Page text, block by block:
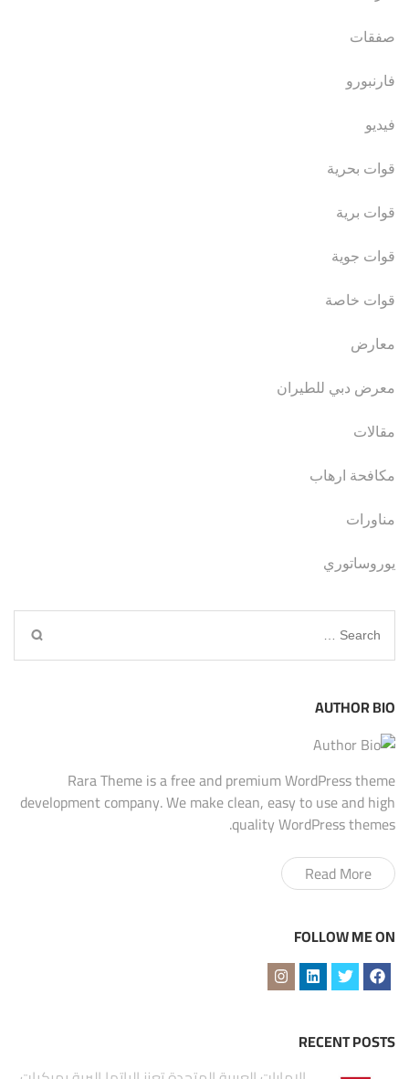
صفقات
فارنبورو
فيديو
قوات بحرية
قوات برية
قوات جوية
قوات خاصة
معارض
معرض دبي للطيران
مقالات
مكافحة ارهاب
مناورات
يوروساتوري
Search
for:
AUTHOR BIO
Rara Theme is a free and premium WordPress theme
development company. We make clean, easy to use and high
quality WordPress themes.
Read More
FOLLOW ME ON
RECENT POSTS